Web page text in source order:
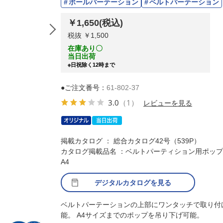
ポールパーテーション ベルトパーテーション
￥1,650(税込)
税抜 ￥1,500
在庫あり〇
当日出荷
※日祝除く12時まで
●ご注文番号： 61-802-37
3.0 （1） レビューを見る
掲載カタログ ： 総合カタログ42号（539P）
デジタルカタログを見る
カタログ掲載品名 ：ベルトパーティション用ポッ
A4
ベルトパーテーションの上部にワンタッチで取り付
能。 A4サイズまでのポップを吊り下げ可能。